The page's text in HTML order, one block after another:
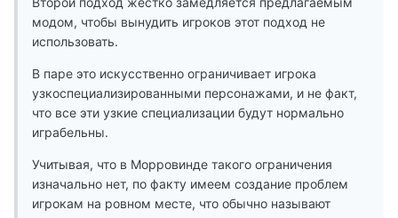
модом, чтобы вынудить игроков этот подход не
использовать.
В паре это искусственно ограничивает игрока
узкоспециализированными персонажами, и не факт,
что все эти узкие специализации будут нормально
играбельны.
Учитывая, что в Морровинде такого ограничения
изначально нет, по факту имеем создание проблем
игрокам на ровном месте, что обычно называют